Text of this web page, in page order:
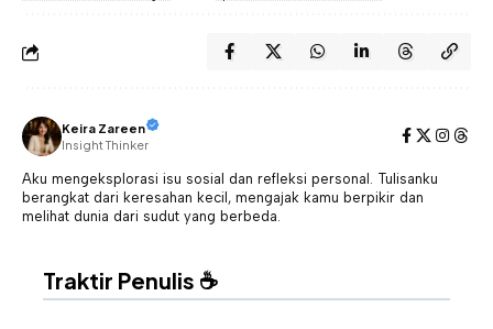
Keira Zareen
Insight Thinker
Aku mengeksplorasi isu sosial dan refleksi personal. Tulisanku
berangkat dari keresahan kecil, mengajak kamu berpikir dan
melihat dunia dari sudut yang berbeda.
Traktir Penulis ☕